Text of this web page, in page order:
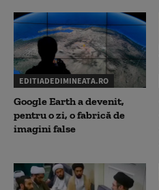
EDITIADEDIMINEATA.RO
Google Earth a devenit,
pentru o zi, o fabrică de
imagini false